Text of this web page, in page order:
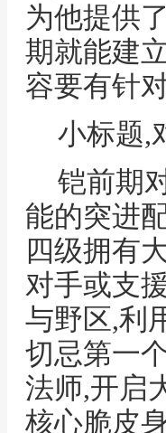
为他提供
期就能建
容要有针对
小标题,
铠前期
能的突进
四级拥有
对手或支
与野区,利
切忌第一
法师,开启
核心脆皮